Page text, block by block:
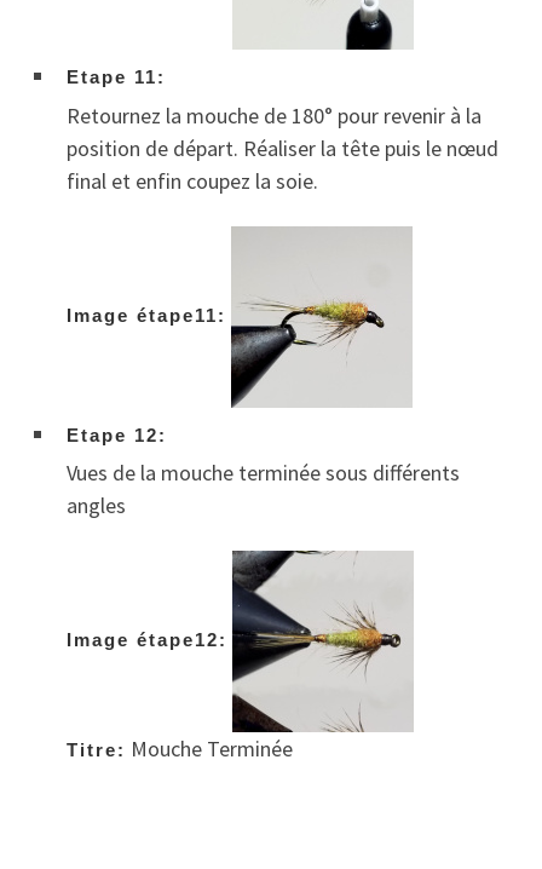
Etape 11:
Retournez la mouche de 180° pour revenir à la
position de départ. Réaliser la tête puis le nœud
final et enfin coupez la soie.
Image étape11:
Etape 12:
Vues de la mouche terminée sous différents
angles
Image étape12:
Titre: Mouche Terminée